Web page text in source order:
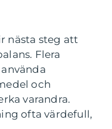
nästa steg att
Flera
och
varandra.
ofta värdefull,